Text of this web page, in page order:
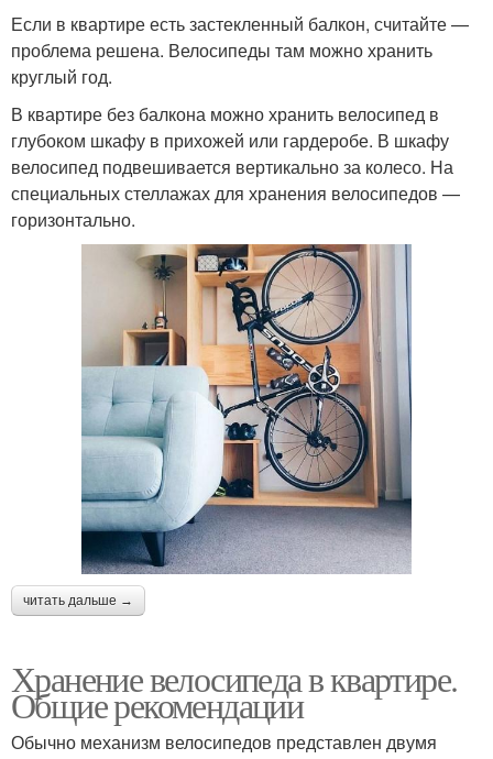
Если в квартире есть застекленный балкон, считайте —
проблема решена. Велосипеды там можно хранить
круглый год.
В квартире без балкона можно хранить велосипед в
глубоком шкафу в прихожей или гардеробе. В шкафу
велосипед подвешивается вертикально за колесо. На
специальных стеллажах для хранения велосипедов —
горизонтально.
читать дальше →
Хранение велосипеда в квартире.
Общие рекомендации
Обычно механизм велосипедов представлен двумя